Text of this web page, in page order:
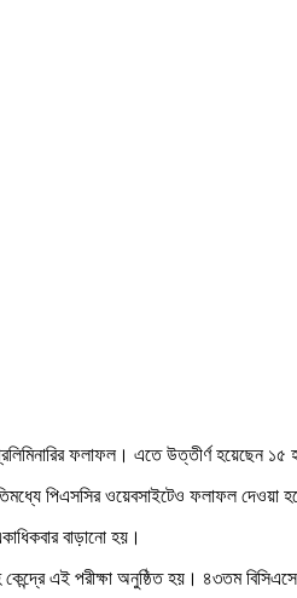
ফলাফল। এতে উত্তীর্ণ হয়েছেন ১৫
পিএসসির ওয়েবসাইটেও ফলাফল দেওয়া
বাড়ানো হয়।
এই পরীক্ষা অনুষ্ঠিত হয়। ৪৩তম